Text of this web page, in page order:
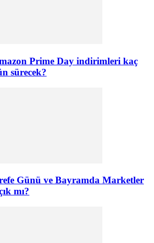
Prime Day indirimleri kaç
sürecek?
Günü ve Bayramda Marketler
mı?